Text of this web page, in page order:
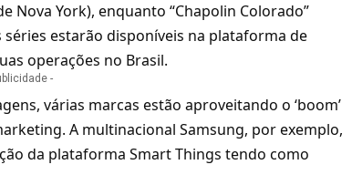
Nova York), enquanto “Chapolin Colorado”
estarão disponíveis na plataforma de
operações no Brasil.
-
várias marcas estão aproveitando o ‘boom’
A multinacional Samsung, por exemplo,
da plataforma Smart Things tendo como